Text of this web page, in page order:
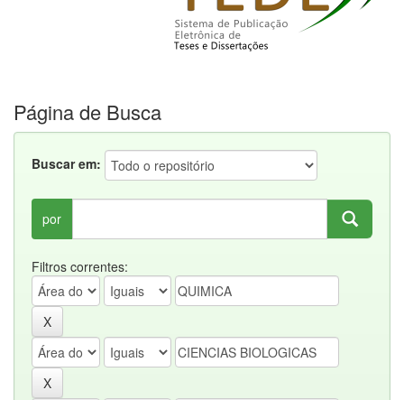
Página de Busca
Buscar em:
por
Filtros correntes: